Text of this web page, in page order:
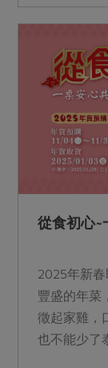
加，希望獻
是親愛的
員達到配
如：米漢
時一同到
節：5/11(
從食初心~
2025年新
豐盛的年菜
徵起家雞，
也不能少了